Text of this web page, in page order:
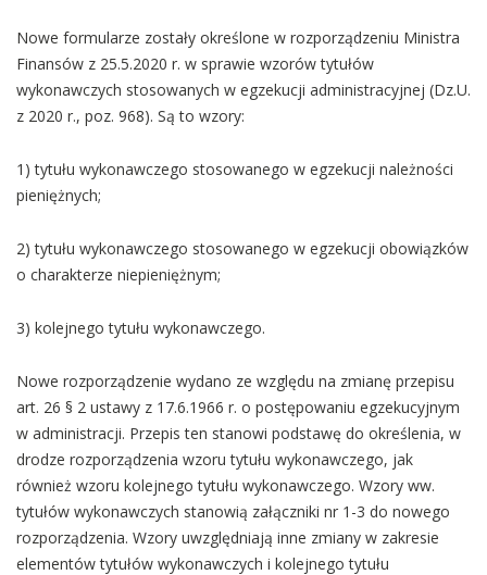
Nowe formularze zostały określone w rozporządzeniu Ministra
Finansów z 25.5.2020 r. w sprawie wzorów tytułów
wykonawczych stosowanych w egzekucji administracyjnej (Dz.U.
z 2020 r., poz. 968). Są to wzory:
1) tytułu wykonawczego stosowanego w egzekucji należności
pieniężnych;
2) tytułu wykonawczego stosowanego w egzekucji obowiązków
o charakterze niepieniężnym;
3) kolejnego tytułu wykonawczego.
Nowe rozporządzenie wydano ze względu na zmianę przepisu
art. 26 § 2 ustawy z 17.6.1966 r. o postępowaniu egzekucyjnym
w administracji. Przepis ten stanowi podstawę do określenia, w
drodze rozporządzenia wzoru tytułu wykonawczego, jak
również wzoru kolejnego tytułu wykonawczego. Wzory ww.
tytułów wykonawczych stanowią załączniki nr 1-3 do nowego
rozporządzenia. Wzory uwzględniają inne zmiany w zakresie
elementów tytułów wykonawczych i kolejnego tytułu